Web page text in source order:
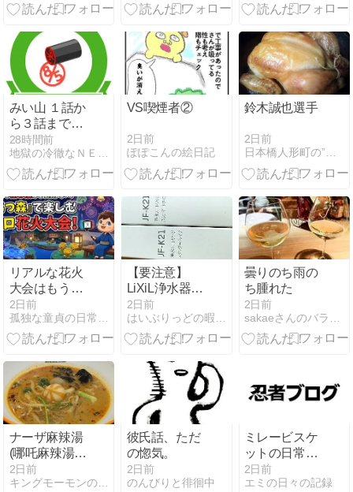
みい山 １話か
ら３話まで読
んだ
28時間前
地獄の冷徹なＮＥＥＴのブログ
VS喫煙者②
2日前
ぽぽこんの絵日記
鈴木誠也選手
2日前
日本橋人形町の”ラ・コンセルジュ”日記
リアルな花火
大会はもう行
かない？「あ
つ森」で楽し
むソロ花火大
YouTube収益
化の近況
2日前
孤独な童貞の日常ＴＨＥ底辺ブログ
【要注意】
LiXiL浄水器カ
ートリッジの
模倣品問題
と、ヘーベリ
由でお得に購
入する方法
2日前
はいぶりっどの暇つぶしブログ
曇りのち雨の
ち腫れた
2日前
sakaeさんのバラバラ日記
ナーザ麻辣湯
(哪吒麻辣湯)
イオン鎌ヶ谷
店
2日前
キングモーモンの日記
彼氏話、ただ
の惚気。
2日前
のんびりと徘徊中
ミレービスケ
ットの日常の
味わい
2日前
エミの日々の記録